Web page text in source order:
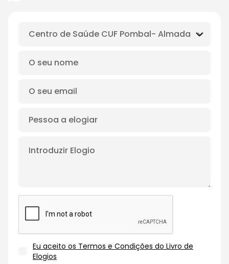
Eu aceito os Termos e Condições do Livro de
Elogios